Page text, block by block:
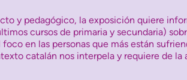
y pedagógico, la exposición quiere
cursos de primaria y secundaria)
en las personas que más están
catalán nos interpela y requiere de